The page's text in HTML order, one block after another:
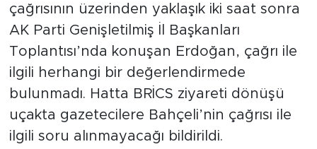
çağrısının üzerinden yaklaşık iki saat sonra
AK Parti Genişletilmiş İl Başkanları
Toplantısı’nda konuşan Erdoğan, çağrı ile
ilgili herhangi bir değerlendirmede
bulunmadı. Hatta BRİCS ziyareti dönüşü
uçakta gazetecilere Bahçeli’nin çağrısı ile
ilgili soru alınmayacağı bildirildi.
ALINTI YAZARLAR
SOSYAL MEDYA